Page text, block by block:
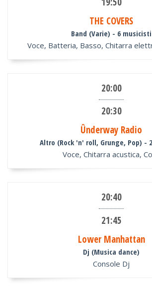
THE COVERS
Band (Varie) - 6 musicisti
Voce, Batteria, Basso, Chitarra
20:00
20:30
Ûnderway Radio
Altro (Rock 'n' roll, Grunge, Pop) -
Voce, Chitarra acustica,
20:40
21:45
Lower Manhattan
Dj (Musica dance)
Console Dj